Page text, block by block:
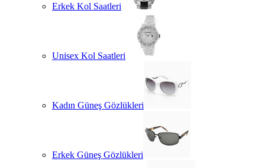
Erkek Kol Saatleri
Unisex Kol Saatleri
Kadın Güneş Gözlükleri
Erkek Güneş Gözlükleri